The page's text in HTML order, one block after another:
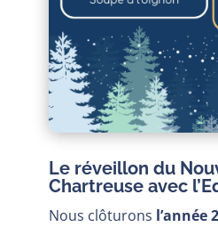
Le réveillon du
Chartreuse avec
Nous clôturons l’année